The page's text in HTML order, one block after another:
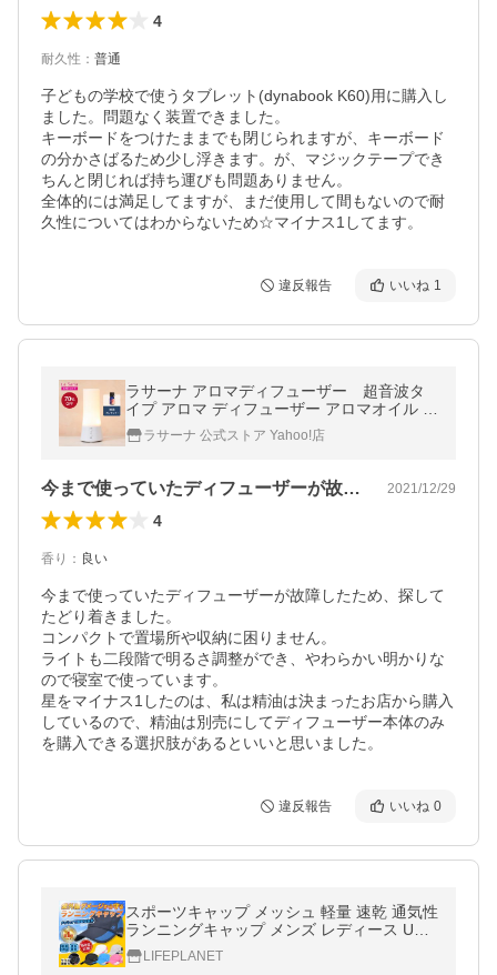
4
耐久性 ： 普通
子どもの学校で使うタブレット(dynabook K60)用に購入し
ました。問題なく装置できました。
キーボードをつけたままでも閉じられますが、キーボード
の分かさばるため少し浮きます。が、マジックテープでき
ちんと閉じれば持ち運びも問題ありません。
全体的には満足してますが、まだ使用して間もないので耐
久性についてはわからないため☆マイナス1してます。
違反報告 いいね 1
ラサーナ アロマディフューザー 超音波タ
イプ アロマ ディフューザー アロマオイル プ
レゼント ギフト ライト付き 小型 精油 お手
入れ 簡単
ラサーナ 公式ストア Yahoo!店
今まで使っていたディフューザーが故障し… 2021/12/29
4
香り ： 良い
今まで使っていたディフューザーが故障したため、探して
たどり着きました。
コンパクトで置場所や収納に困りません。
ライトも二段階で明るさ調整ができ、やわらかい明かりな
ので寝室で使っています。
星をマイナス1したのは、私は精油は決まったお店から購入
しているので、精油は別売にしてディフューザー本体のみ
違反報告 いいね 0
スポーツキャップ メッシュ 軽量 速乾 通気性
ランニングキャップ メンズ レディース UV
カット ジョギング アウトドア 日よけ 日焼け
防止 帽子 キャップ
LIFEPLANET